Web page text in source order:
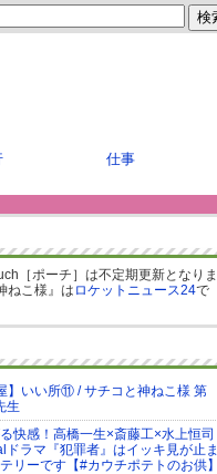
仕事
［ポーチ］は不定期更新となりま
ねこ様』は ロケットニュース24で
】いい所⑪ / サチコと神ねこ様 第
生
快感！高橋一生×斎藤工×水上恒司
ラマ『犯罪者』はイッキ見が止ま
リーです【#カウチポテトのお供】